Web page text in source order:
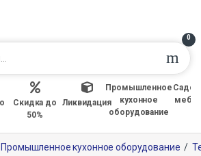
0
Скидка до
50%
Ликвидация
Промышленное
кухонное
оборудование
Промышленное кухонное оборудование /